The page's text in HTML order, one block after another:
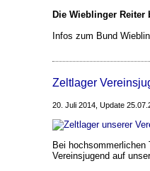
Die Wieblinger
Infos zum Bund
Zeltlager
20. Juli 2014, Update
Bei hochsommerlichen
Vereinsjugend auf